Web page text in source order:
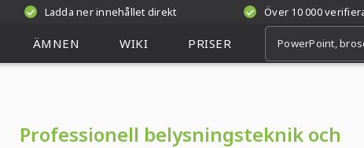
Ladda ner innehållet direkt Över 10 000
ÄMNEN WIKI PRISER
Professionell belysningsteknik och